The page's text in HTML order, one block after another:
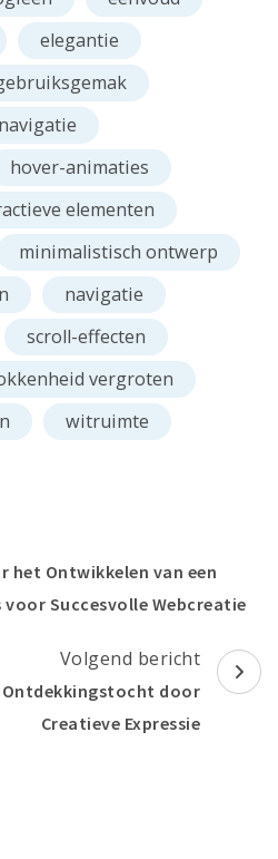
elegantie
hover-animaties
elementen
minimalistisch ontwerp
navigatie
scroll-effecten
vergroten
witruimte
het Ontwikkelen van een
voor Succesvolle Webcreatie
Volgend bericht
Ontdekkingstocht door
Creatieve Expressie